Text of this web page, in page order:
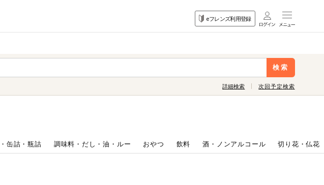
eフレンズ利用登録
検索
詳細検索 次回予定検索
缶詰・瓶詰 調味料・だし・油・ルー おやつ 飲料 酒・ノンアルコール 切り花・仏花